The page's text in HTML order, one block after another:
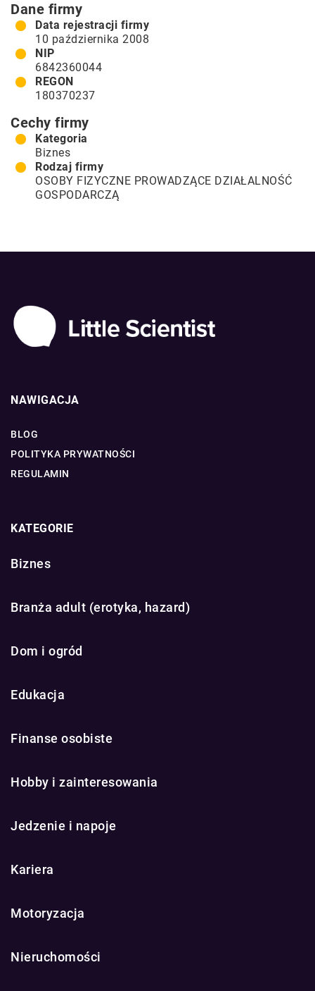
Dane firmy
Data rejestracji firmy
10 października 2008
NIP
6842360044
REGON
180370237
Cechy firmy
Kategoria
Biznes
Rodzaj firmy
OSOBY FIZYCZNE PROWADZĄCE DZIAŁALNOŚĆ
GOSPODARCZĄ
NAWIGACJA
BLOG
POLITYKA PRYWATNOŚCI
REGULAMIN
KATEGORIE
Biznes
Branża adult (erotyka, hazard)
Dom i ogród
Edukacja
Finanse osobiste
Hobby i zainteresowania
Jedzenie i napoje
Kariera
Motoryzacja
Nieruchomości